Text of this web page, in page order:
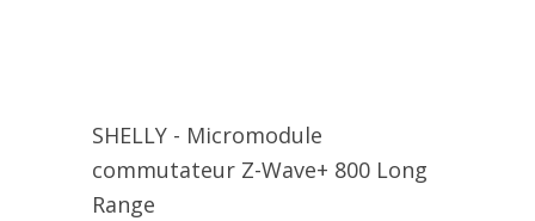
SHELLY - Micromodule
commutateur Z-Wave+ 800 Long
Range